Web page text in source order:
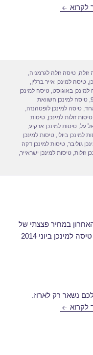
לקרוא טיסה למינכן ביולי
זולה,טיסה זולה לגרמניה,
,טיסה למינכן אייר ברלין,
למינכן באוגוסט,טיסה למינכן
,טיסה למינכן השוואת
,טיסה למינכן לופטהנזה,
טיסות זולות למינכן,טיסות
על,טיסות למינכן ארקיע,
למינכן ביולי,טיסות למינכן
גוליבר,טיסות למינכן דקה
זולות,טיסות למינכן ישראייר,
במחיר פצצתי של
$269 בלבד. מלאי הכרטיסים מוגבל. טיסה למינכן ביוני 2014
נשאר רק לארוז.
לקרוא טיסות למינכן ביוני